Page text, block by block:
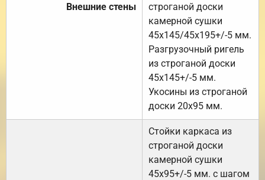
Внешние стены
строганой доски
камерной сушки
45х145/45х195+/-5 мм.
Разгрузочный ригель
из строганой доски
45х145+/-5 мм.
Укосины из строганой
доски 20х95 мм.
Стойки каркаса из
строганой доски
камерной сушки
45х95+/-5 мм. с шагом